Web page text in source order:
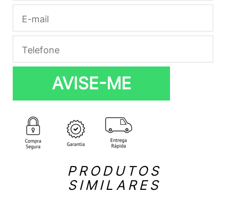
AVISE-ME
PRODUTOS
SIMILARES